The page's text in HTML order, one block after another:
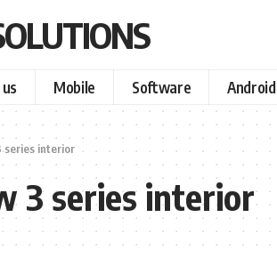
Mobile Software Android
series interior
3 series interior